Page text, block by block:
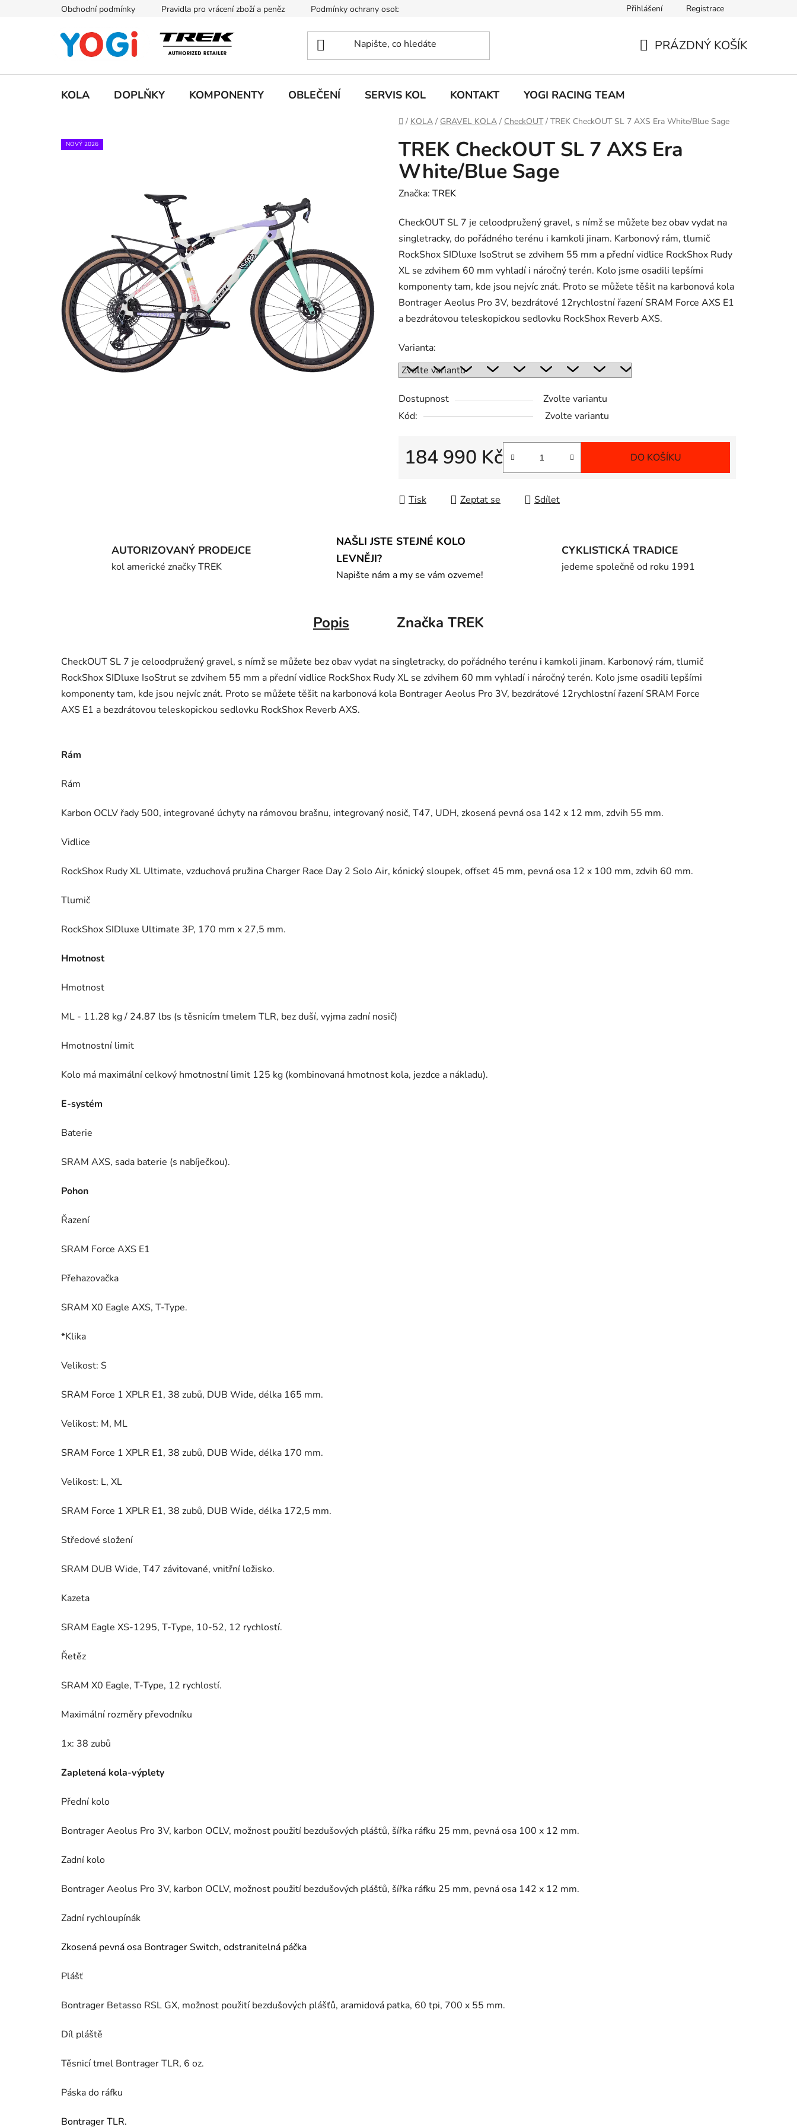
Obchodní podmínky Pravidla pro vrácení zboží a peněz Podmínky ochrany osobních údajů Přihlášení Registrace
PRÁZDNÝ KOŠÍK
KOLA DOPLŇKY KOMPONENTY OBLEČENÍ SERVIS KOL KONTAKT YOGI RACING TEAM
Domů
/ KOLA / GRAVEL KOLA / CheckOUT / TREK CheckOUT SL 7 AXS Era White/Blue Sage
TREK CheckOUT SL 7 AXS Era
White/Blue Sage
Značka: TREK
CheckOUT SL 7 je celoodpružený gravel, s nímž se můžete bez obav vydat na
singletracky, do pořádného terénu i kamkoli jinam. Karbonový rám, tlumič
RockShox SIDluxe IsoStrut se zdvihem 55 mm a přední vidlice RockShox Rudy
XL se zdvihem 60 mm vyhladí i náročný terén. Kolo jsme osadili lepšími
komponenty tam, kde jsou nejvíc znát. Proto se můžete těšit na karbonová kola
Bontrager Aeolus Pro 3V, bezdrátové 12rychlostní řazení SRAM Force AXS E1
a bezdrátovou teleskopickou sedlovku RockShox Reverb AXS.
Varianta:
Dostupnost
Zvolte variantu
Kód:
Zvolte variantu
184 990 Kč DO KOŠÍKU
Tisk Zeptat se Sdílet
NOVÝ 2026
AUTORIZOVANÝ PRODEJCE
kol americké značky TREK
NAŠLI JSTE STEJNÉ KOLO
LEVNĚJI?
Napište nám a my se vám ozveme!
CYKLISTICKÁ TRADICE
jedeme společně od roku 1991
Popis Značka TREK
CheckOUT SL 7 je celoodpružený gravel, s nímž se můžete bez obav vydat na singletracky, do pořádného terénu i kamkoli jinam. Karbonový rám, tlumič
RockShox SIDluxe IsoStrut se zdvihem 55 mm a přední vidlice RockShox Rudy XL se zdvihem 60 mm vyhladí i náročný terén. Kolo jsme osadili lepšími
komponenty tam, kde jsou nejvíc znát. Proto se můžete těšit na karbonová kola Bontrager Aeolus Pro 3V, bezdrátové 12rychlostní řazení SRAM Force
AXS E1 a bezdrátovou teleskopickou sedlovku RockShox Reverb AXS.
Rám
Rám
Karbon OCLV řady 500, integrované úchyty na rámovou brašnu, integrovaný nosič, T47, UDH, zkosená pevná osa 142 x 12 mm, zdvih 55 mm.
Vidlice
RockShox Rudy XL Ultimate, vzduchová pružina Charger Race Day 2 Solo Air, kónický sloupek, offset 45 mm, pevná osa 12 x 100 mm, zdvih 60 mm.
Tlumič
RockShox SIDluxe Ultimate 3P, 170 mm x 27,5 mm.
Hmotnost
Hmotnost
ML - 11.28 kg / 24.87 lbs (s těsnicím tmelem TLR, bez duší, vyjma zadní nosič)
Hmotnostní limit
Kolo má maximální celkový hmotnostní limit 125 kg (kombinovaná hmotnost kola, jezdce a nákladu).
E-systém
Baterie
SRAM AXS, sada baterie (s nabíječkou).
Pohon
Řazení
SRAM Force AXS E1
Přehazovačka
SRAM X0 Eagle AXS, T-Type.
*Klika
Velikost: S
SRAM Force 1 XPLR E1, 38 zubů, DUB Wide, délka 165 mm.
Velikost: M, ML
SRAM Force 1 XPLR E1, 38 zubů, DUB Wide, délka 170 mm.
Velikost: L, XL
SRAM Force 1 XPLR E1, 38 zubů, DUB Wide, délka 172,5 mm.
Středové složení
SRAM DUB Wide, T47 závitované, vnitřní ložisko.
Kazeta
SRAM Eagle XS-1295, T-Type, 10-52, 12 rychlostí.
Řetěz
SRAM X0 Eagle, T-Type, 12 rychlostí.
Maximální rozměry převodníku
1x: 38 zubů
Zapletená kola-výplety
Přední kolo
Bontrager Aeolus Pro 3V, karbon OCLV, možnost použití bezdušových plášťů, šířka ráfku 25 mm, pevná osa 100 x 12 mm.
Zadní kolo
Bontrager Aeolus Pro 3V, karbon OCLV, možnost použití bezdušových plášťů, šířka ráfku 25 mm, pevná osa 142 x 12 mm.
Zadní rychloupínák
Zkosená pevná osa Bontrager Switch, odstranitelná páčka
Plášť
Bontrager Betasso RSL GX, možnost použití bezdušových plášťů, aramidová patka, 60 tpi, 700 x 55 mm.
Díl pláště
Těsnicí tmel Bontrager TLR, 6 oz.
Páska do ráfku
Bontrager TLR.